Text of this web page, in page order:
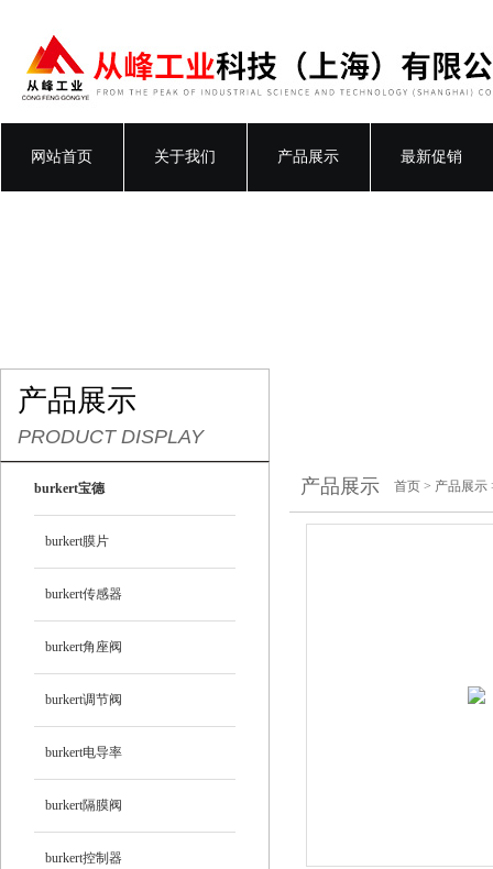
网站首页 关于我们 产品展示 最新促销
产品展示
PRODUCT DISPLAY
burkert宝德
burkert膜片
burkert传感器
burkert角座阀
burkert调节阀
burkert电导率
burkert隔膜阀
burkert控制器
产品展示 首页 > 产品展示